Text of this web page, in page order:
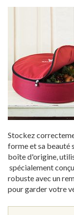
Stockez
forme et sa beauté
boîte d'origine,
spécialement
robuste avec un
pour garder votre